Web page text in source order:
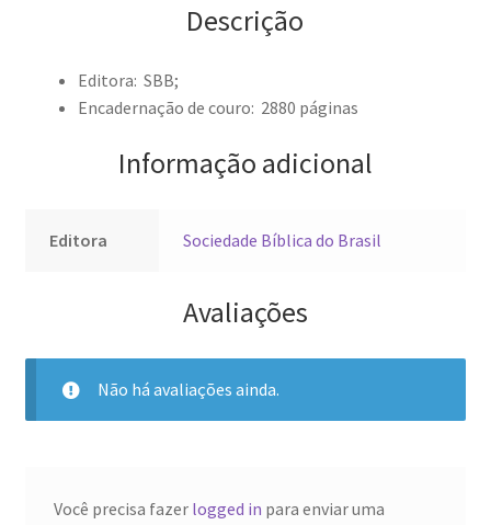
Descrição
Editora: ‎ SBB;
Encadernação de couro: ‎ 2880 páginas
Informação adicional
Editora Sociedade Bíblica do Brasil
Avaliações
Não há avaliações ainda.
Você precisa fazer logged in para enviar uma